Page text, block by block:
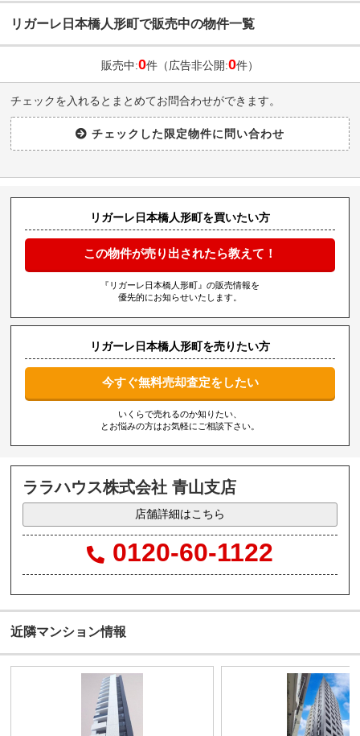
リガーレ日本橋人形町で販売中の物件一覧
販売中:0件（広告非公開:0件）
チェックを入れるとまとめてお問合わせができます。
リガーレ日本橋人形町を買いたい方
この物件が売り出されたら教えて！
『リガーレ日本橋人形町』の販売情報を
優先的にお知らせいたします。
リガーレ日本橋人形町を売りたい方
今すぐ無料売却査定をしたい
いくらで売れるのか知りたい、
とお悩みの方はお気軽にご相談下さい。
ララハウス株式会社 青山支店
店舗詳細はこちら
0120-60-1122
近隣マンション情報